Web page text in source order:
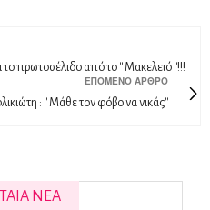
πρωτοσέλιδο από το '' Μακελειό ''!!!
ΕΠΌΜΕΝΟ ΆΡΘΡΟ
: '' Mάθε τον φόβο να νικάς''
ΝΕΑ